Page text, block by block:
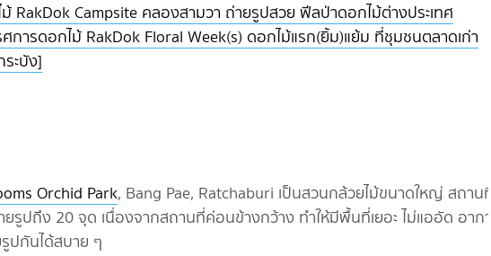
RakDok Campsite คลองสามวา ถ่ายรูปสวย ฟีลป่าดอกไม้ต่างประเทศ
การดอกไม้ RakDok Floral Week(s) ดอกไม้แรก(ยิ้ม)แย้ม ที่ชุมชนตลาดเก่า
ระบัง]
Orchid Park, Bang Pae, Ratchaburi เป็นสวนกล้วยไม้ขนาดใหญ่ สถานที่
ยรูปถึง 20 จุด เนื่องจากสถานที่ค่อนข้างกว้าง ทำให้มีพื้นที่เยอะ ไม่แออัด อากาศ
ปกันได้สบาย ๆ